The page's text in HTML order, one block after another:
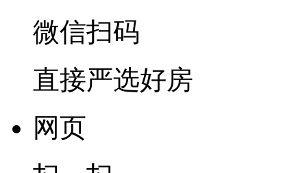
微信扫码
直接严选好房
网页